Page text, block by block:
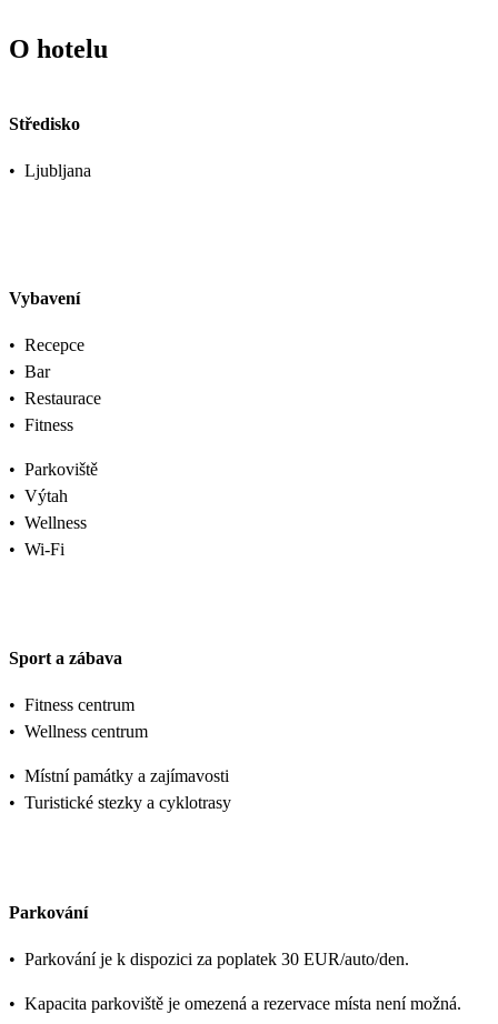
O hotelu
Středisko
• Ljubljana
Vybavení
• Recepce
• Bar
• Restaurace
• Fitness
• Parkoviště
• Výtah
• Wellness
• Wi-Fi
Sport a zábava
• Fitness centrum
• Wellness centrum
• Místní památky a zajímavosti
• Turistické stezky a cyklotrasy
Parkování
• Parkování je k dispozici za poplatek 30 EUR/auto/den.
• Kapacita parkoviště je omezená a rezervace místa není možná.